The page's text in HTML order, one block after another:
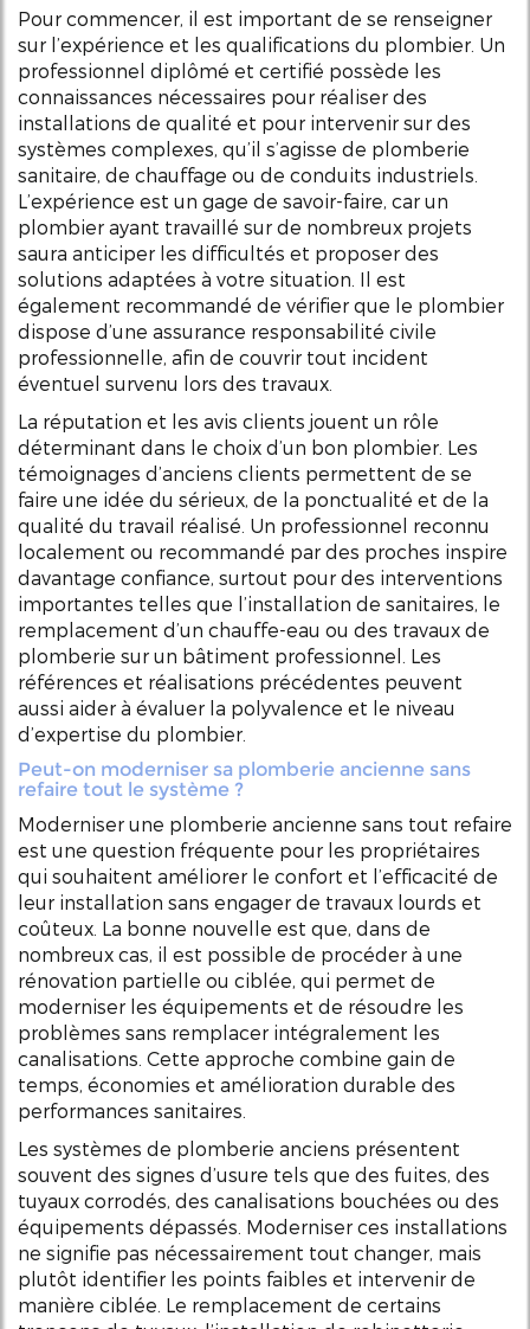
Pour commencer, il est important de se renseigner
sur l’expérience et les qualifications du plombier. Un
professionnel diplômé et certifié possède les
connaissances nécessaires pour réaliser des
installations de qualité et pour intervenir sur des
systèmes complexes, qu’il s’agisse de plomberie
sanitaire, de chauffage ou de conduits industriels.
L’expérience est un gage de savoir-faire, car un
plombier ayant travaillé sur de nombreux projets
saura anticiper les difficultés et proposer des
solutions adaptées à votre situation. Il est
également recommandé de vérifier que le plombier
dispose d’une assurance responsabilité civile
professionnelle, afin de couvrir tout incident
éventuel survenu lors des travaux.
La réputation et les avis clients jouent un rôle
déterminant dans le choix d’un bon plombier. Les
témoignages d’anciens clients permettent de se
faire une idée du sérieux, de la ponctualité et de la
qualité du travail réalisé. Un professionnel reconnu
localement ou recommandé par des proches inspire
davantage confiance, surtout pour des interventions
importantes telles que l’installation de sanitaires, le
remplacement d’un chauffe-eau ou des travaux de
plomberie sur un bâtiment professionnel. Les
références et réalisations précédentes peuvent
aussi aider à évaluer la polyvalence et le niveau
d’expertise du plombier.
Peut-on moderniser sa plomberie ancienne sans
refaire tout le système ?
Moderniser une plomberie ancienne sans tout refaire
est une question fréquente pour les propriétaires
qui souhaitent améliorer le confort et l’efficacité de
leur installation sans engager de travaux lourds et
coûteux. La bonne nouvelle est que, dans de
nombreux cas, il est possible de procéder à une
rénovation partielle ou ciblée, qui permet de
moderniser les équipements et de résoudre les
problèmes sans remplacer intégralement les
canalisations. Cette approche combine gain de
temps, économies et amélioration durable des
performances sanitaires.
Les systèmes de plomberie anciens présentent
souvent des signes d’usure tels que des fuites, des
tuyaux corrodés, des canalisations bouchées ou des
équipements dépassés. Moderniser ces installations
ne signifie pas nécessairement tout changer, mais
plutôt identifier les points faibles et intervenir de
manière ciblée. Le remplacement de certains